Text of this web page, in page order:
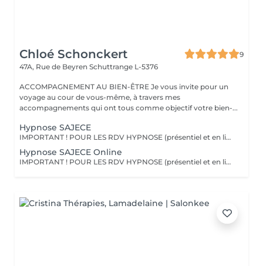
Chloé Schonckert
9
47A, Rue de Beyren Schuttrange L-5376
ACCOMPAGNEMENT AU BIEN-ÊTRE Je vous invite pour un
voyage au cour de vous-même, à travers mes
accompagnements qui ont tous comme objectif votre bien-...
Hypnose SAJECE
IMPORTANT ! POUR LES RDV HYPNOSE (présentiel et en ligne) : vous recevrez un mail 2 jours avant la séance afin de m'indiquer les motifs de votre consultation. Le principe de l'hypnose est de modifier votre système de croyance en installant de nouveaux programmes internes, qui correspondent à ce que vous êtes. L'hypnose SAJECE agit par le biais d'histoires métaphoriques afin de transmettre des messages à votre inconscient pour vous libérer de vos peurs et croyances limitantes. Ainsi, elle vous permet de mettre en place les changements dont vous avez besoin dans votre vie, pour vous aider à être dans le moment présent, et reprendre confiance en vous. Elle vous aide à prendre du recul sur des situations et à changer vos croyances pour votre mieux-être. L'hypnose SAJECE vous aide à sortir les émotions coincées, à comprendre vos besoins et à être à l'écoute de vous-même. C'est un outil puissant qui a pour objectif d'agir sur l'origine d'un problème pour vous en débarrasser définitivement, afin que vous puissiez redevenir acteur de votre vie. En rééduquant vos pensées (du négatif vers le positif), vous pourrez observer un tout nouveau monde s'ouvrir à vous et avec, de nouvelles possibilités pour vivre la vie dont vous avez envie - car vous êtes le seul créateur de celle-ci !
Hypnose SAJECE Online
IMPORTANT ! POUR LES RDV HYPNOSE (présentiel et en ligne) : vous recevrez un mail 2 jours avant la séance afin de m'indiquer les motifs de votre consultation. Merci Une séance d'hypnose à distance (en ligne ou par téléphone) est aussi efficace qu'une séance en présentiel dans mon cabinet au Luxembourg. Les séances à distance sont idéales si vous souhaitez par les faire le soir juste avant de vous endormir. Comme en cabinet, j'aurai créé une séance sur-mesure pour vous, et vous pourrez vous laisser guider par ma voix à travers les histoires que je vous raconte. Une fois la séance terminée, vous pourrez retourner à vos activités ou simplement vous coucher.